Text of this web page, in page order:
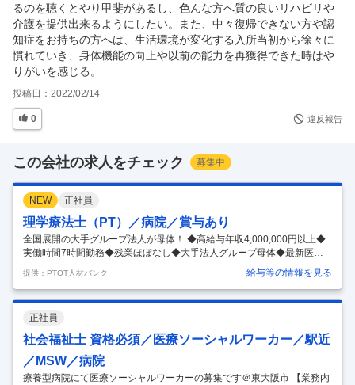
るのを聴くとやり甲斐があるし、色んな方へ質の良いリハビリや
介護を提供出来るようにしたい。また、中々復帰できない方や認
知症をお持ちの方へは、生活環境が変化する入所当初から徐々に
慣れていき、身体機能の向上や以前の能力を再獲得できた時はや
りがいを感じる。
投稿日： 2022/02/14
0 違反報告
この会社の求人をチェック 募集中
NEW 正社員
理学療法士（PT）／病院／賞与あり
全国展開の大手グループ法人が母体！ ◆高給与年収4,000,000円以上◆
実働時間7時間勤務◆残業ほぼなし◆大手法人グループ母体◆最新医療
機器の導入◆教育体制充実◆福利厚生充実◆託児所あり東大阪市 【給
与】 【月給】270,000円ｰ320,000円 [内訳] 基本給:189,000円ｰ224,000円
職能手当:81,000円ｰ96,000円 [該当時支給] 時間外勤務手当、認定・専門
療法士資格活動手当 【想定年収】3,240,000円ｰ4,556,800円 3.20カ月分/
年 年2回 【コメント】 ＜法人特徴＞ ◆全国各地に拠点を持つ大手平成
医療福祉グループが母体です。ハタラクエール（福利…
提供：PTOT人材バンク 給与等の情報を見る
正社員
社会福祉士 資格必須／医療ソーシャルワーカー／駅近
／MSW／病院
療養型病院にて医療ソーシャルワーカーの募集です＠東大阪市 【業務内